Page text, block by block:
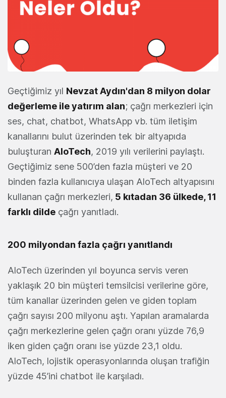
Geçtiğimiz yıl Nevzat Aydın'dan 8 milyon dolar
değerleme ile yatırım alan; çağrı merkezleri için
ses, chat, chatbot, WhatsApp vb. tüm iletişim
kanallarını bulut üzerinden tek bir altyapıda
buluşturan AloTech, 2019 yılı verilerini paylaştı.
Geçtiğimiz sene 500’den fazla müşteri ve 20
binden fazla kullanıcıya ulaşan AloTech altyapısını
kullanan çağrı merkezleri, 5 kıtadan 36 ülkede, 11
farklı dilde çağrı yanıtladı.
200 milyondan fazla çağrı yanıtlandı
AloTech üzerinden yıl boyunca servis veren
yaklaşık 20 bin müşteri temsilcisi verilerine göre,
tüm kanallar üzerinden gelen ve giden toplam
çağrı sayısı 200 milyonu aştı. Yapılan aramalarda
çağrı merkezlerine gelen çağrı oranı yüzde 76,9
iken giden çağrı oranı ise yüzde 23,1 oldu.
AloTech, lojistik operasyonlarında oluşan trafiğin
yüzde 45’ini chatbot ile karşıladı.